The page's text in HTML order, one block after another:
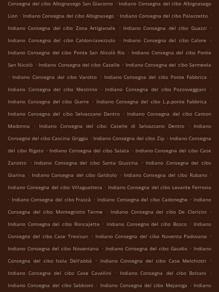
Consegna del cibo Albignasego San Giacomo . Indiano Consegna del cibo Albignasego
Lion . Indiano Consegna del cibo Albignasego . Indiano Consegna del cibo Palazzetto .
Indiano Consegna del cibo Zona Artigianale
. Indiano Consegna del cibo Guazzi .
Indiano Consegna del cibo Caldon-lavezzolo . Indiano Consegna del cibo Calore
.
Indiano Consegna del cibo Ponte San Nicolò Rio . Indiano Consegna del cibo Ponte
San Nicolò . Indiano Consegna del cibo Caselle . Indiano Consegna del cibo Sarmeola
. Indiano Consegna del cibo Varotto . Indiano Consegna del cibo Ponte Fabbrica .
Indiano Consegna del cibo Mestrino . Indiano Consegna del cibo Pozzoveggiani
.
Indiano Consegna del cibo Giarre . Indiano Consegna del cibo L.p.ponte Fabbrica .
Indiano Consegna del cibo Selvazzano Dentro . Indiano Consegna del cibo Canton
Madonna
. Indiano Consegna del cibo Caselle di Selvazzano Dentro .
Indiano
Consegna del cibo Cascina Griggio . Indiano Consegna del cibo Zip . Indiano Consegna
del cibo Rigato . Indiano Consegna del cibo Salata . Indiano Consegna del cibo Case
Zanotto . Indiano Consegna del cibo Santa Giustina . Indiano Consegna del cibo
Giarina . Indiano Consegna del cibo Galdiolo . Indiano Consegna del cibo Rubano .
Indiano Consegna del cibo Villaguattera . Indiano Consegna del cibo Levante Ferrovia
. Indiano Consegna del cibo Frascà . Indiano Consegna del cibo Cadoneghe . Indiano
Consegna del cibo Montegrotto Terme
. Indiano Consegna del cibo De Clericini .
Indiano Consegna del cibo Roncajette . Indiano Consegna del cibo Bosco . Indiano
Consegna del cibo Case Trevisan . Indiano Consegna del cibo Noventa Padovana .
Indiano Consegna del cibo Noventana . Indiano Consegna del cibo Gaudio . Indiano
Consegna del cibo Isola Dell'abbà
. Indiano Consegna del cibo Case Melchiotti
.
Indiano Consegna del cibo Case Cavallini
. Indiano Consegna del cibo Bolzani
.
Indiano Consegna del cibo Sabbioni . Indiano Consegna del cibo Mejaniga . Indiano